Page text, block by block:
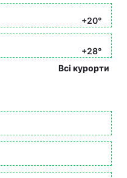
+20°
+28°
Всі курорти